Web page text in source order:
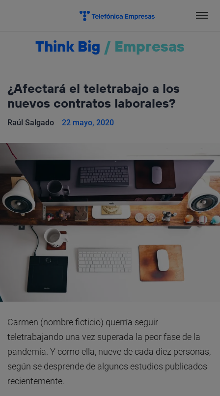
Think Big / Empresas
¿Afectará el teletrabajo a los
nuevos contratos laborales?
Raúl Salgado 22 mayo, 2020
Carmen (nombre ficticio) querría seguir
teletrabajando una vez superada la peor fase de la
pandemia. Y como ella, nueve de cada diez personas,
según se desprende de algunos estudios publicados
recientemente.